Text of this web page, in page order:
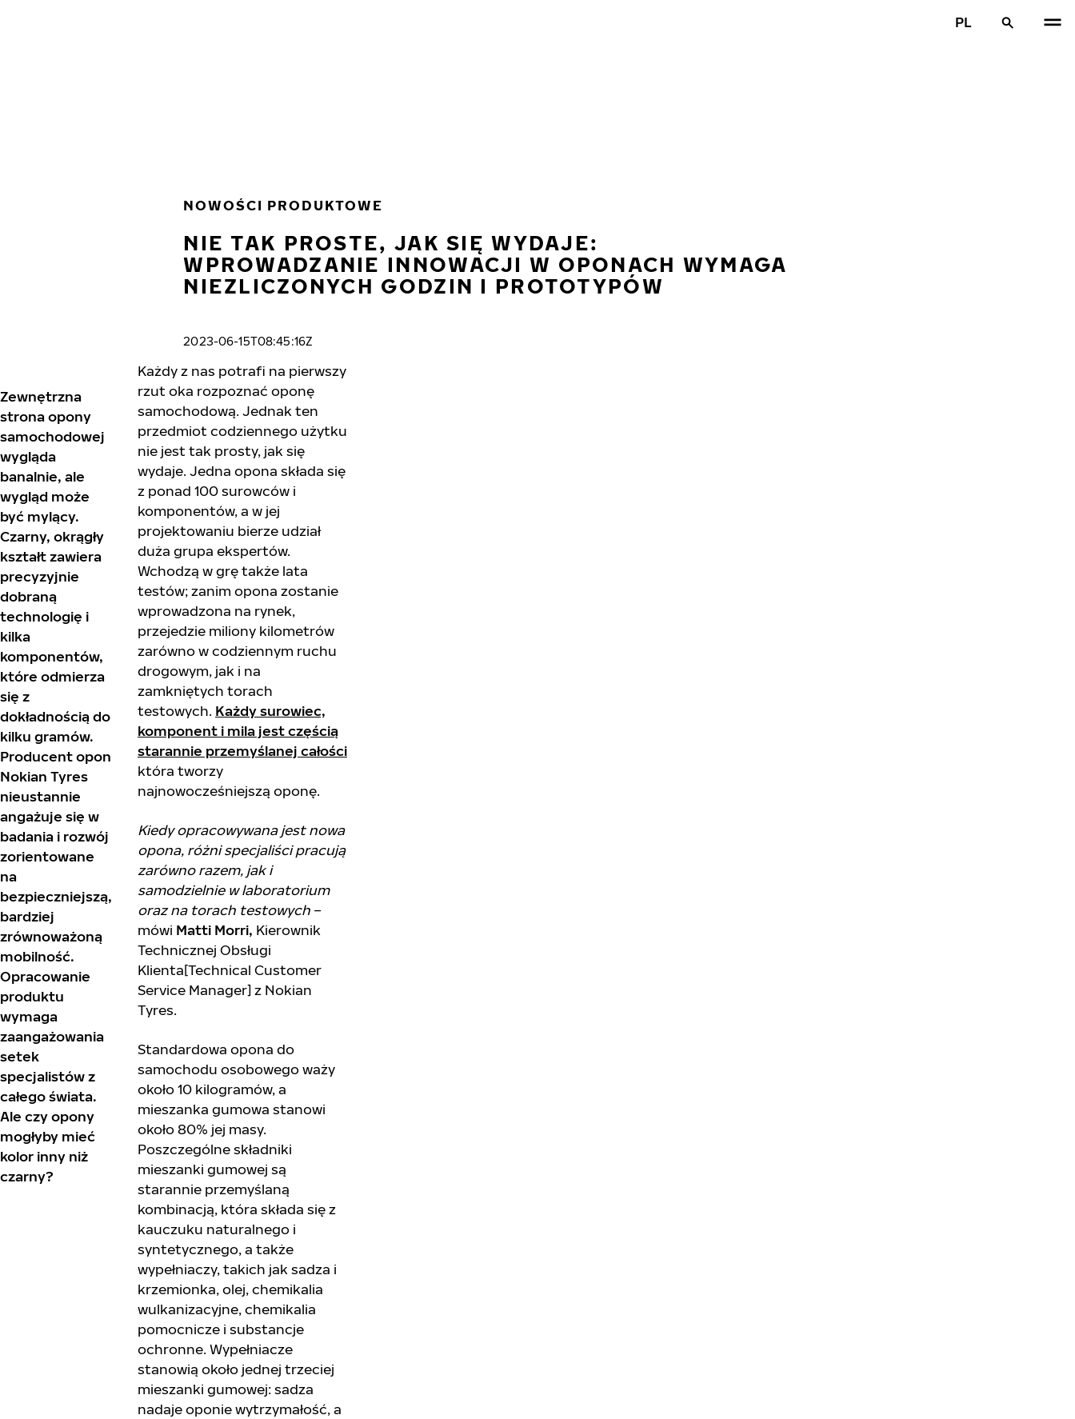
PL
NOWOŚCI PRODUKTOWE
NIE TAK PROSTE, JAK SIĘ WYDAJE:
WPROWADZANIE INNOWACJI W OPONACH WYMAGA
NIEZLICZONYCH GODZIN I PROTOTYPÓW
2023-06-15T08:45:16Z
Zewnętrzna
strona opony
samochodowej
wygląda
banalnie, ale
wygląd może
być mylący.
Czarny, okrągły
kształt zawiera
precyzyjnie
dobraną
technologię i
kilka
komponentów,
które odmierza
się z
dokładnością do
kilku gramów.
Producent opon
Nokian Tyres
nieustannie
angażuje się w
badania i rozwój
zorientowane
na
bezpieczniejszą,
bardziej
zrównoważoną
mobilność.
Opracowanie
produktu
wymaga
zaangażowania
setek
specjalistów z
całego świata.
Ale czy opony
mogłyby mieć
kolor inny niż
czarny?
Każdy z nas potrafi na pierwszy
rzut oka rozpoznać oponę
samochodową. Jednak ten
przedmiot codziennego użytku
nie jest tak prosty, jak się
wydaje. Jedna opona składa się
z ponad 100 surowców i
komponentów, a w jej
projektowaniu bierze udział
duża grupa ekspertów.
Wchodzą w grę także lata
testów; zanim opona zostanie
wprowadzona na rynek,
przejedzie miliony kilometrów
zarówno w codziennym ruchu
drogowym, jak i na
zamkniętych torach
testowych. Każdy surowiec,
komponent i mila jest częścią
starannie przemyślanej całości
która tworzy
najnowocześniejszą oponę.
Kiedy opracowywana jest nowa
opona, różni specjaliści pracują
zarówno razem, jak i
samodzielnie w laboratorium
oraz na torach testowych –
mówi Matti Morri, Kierownik
Technicznej Obsługi
Klienta[Technical Customer
Service Manager] z Nokian
Tyres.
Standardowa opona do
samochodu osobowego waży
około 10 kilogramów, a
mieszanka gumowa stanowi
około 80% jej masy.
Poszczególne składniki
mieszanki gumowej są
starannie przemyślaną
kombinacją, która składa się z
kauczuku naturalnego i
syntetycznego, a także
wypełniaczy, takich jak sadza i
krzemionka, olej, chemikalia
wulkanizacyjne, chemikalia
pomocnicze i substancje
ochronne. Wypełniacze
stanowią około jednej trzeciej
mieszanki gumowej: sadza
nadaje oponie wytrzymałość, a